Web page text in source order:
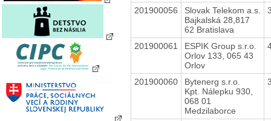
201900056
Slovak Telekom a.s.
Bajkalská 28,817
62 Bratislava
201900061
ESPIK Group s.r.o.
Orlov 133, 065 43
Orlov
201900060
Bytenerg s.r.o.
Kpt. Nálepku 930,
068 01
Medzilaborce